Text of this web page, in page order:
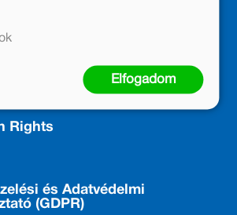
szabályzat
Rights
és Adatvédelmi
(GDPR)
Elfogadom